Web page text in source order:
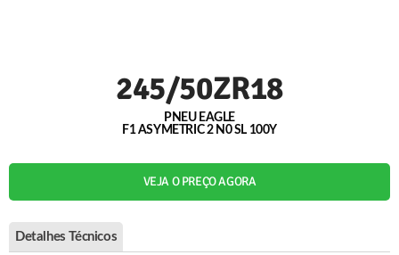
245/50ZR18
PNEU EAGLE
F1 ASYMETRIC 2 N0 SL 100Y
VEJA O PREÇO AGORA
Detalhes Técnicos